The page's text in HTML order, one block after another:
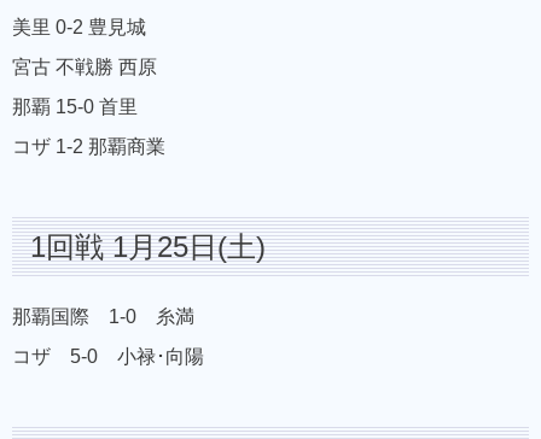
美里 0-2 豊見城
宮古 不戦勝 西原
那覇 15-0 首里
コザ 1-2 那覇商業
1回戦 1月25日(土)
那覇国際 1-0 糸満
コザ 5-0 小禄･向陽